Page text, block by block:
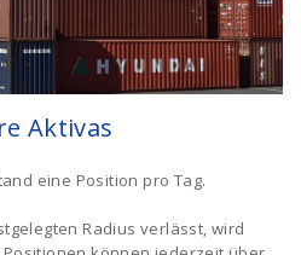
Aktivas
eine Position pro Tag.
Radius verlässt, wird